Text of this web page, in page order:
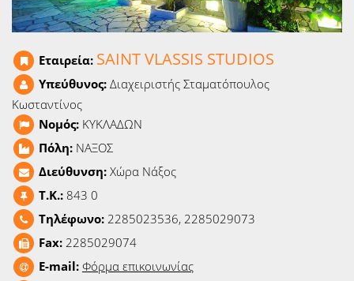
Ειδήσεις
Παιχνίδια
Ραδιόφωνο
Ταινίες
Εταιρεία: SAINT VLASSIS STUDIOS
Υπεύθυνος: Διαχειριστής Σταματόπουλος
Κωσταντίνος
Νομός: ΚΥΚΛΑΔΩΝ
Πόλη: ΝΑΞΟΣ
Διεύθυνση: Χώρα Νάξος
T.K.: 843 0
Τηλέφωνο: 2285023536, 2285029073
Fax: 2285029074
E-mail: Φόρμα επικοινωνίας